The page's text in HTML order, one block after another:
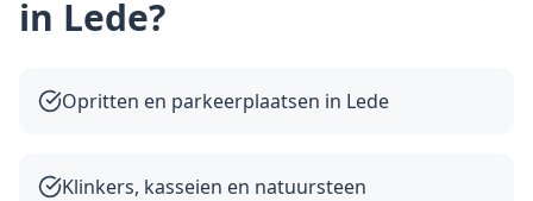
in Lede?
Opritten en parkeerplaatsen in Lede
Klinkers, kasseien en natuursteen